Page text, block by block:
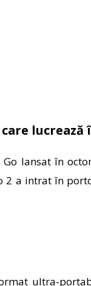
lucrează
lansat în
2 a intrat în
ultra-